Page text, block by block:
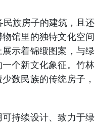
族房子的建筑，且还
馆里的独特文化空间
示着锦缎图案，与绿
个新文化象征。竹林
数民族的传统房子，
持续设计、致力于绿